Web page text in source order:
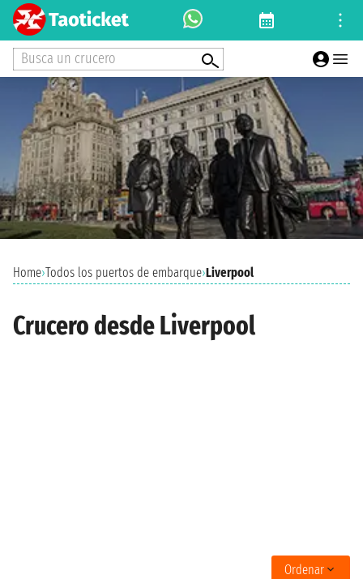
Busca un crucero
Home›Todos los puertos de embarque›Liverpool
Crucero desde Liverpool
Ordenar